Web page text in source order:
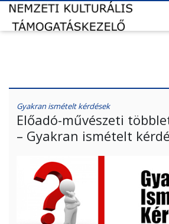
Gyakran ismételt kérdések
Előadó-művészeti
– Gyakran ismételt